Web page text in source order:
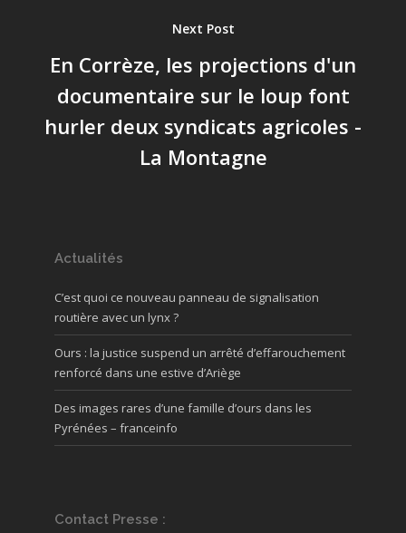
Next Post
En Corrèze, les projections d'un
documentaire sur le loup font
hurler deux syndicats agricoles -
La Montagne
Actualités
C’est quoi ce nouveau panneau de signalisation
routière avec un lynx ?
Ours : la justice suspend un arrêté d’effarouchement
renforcé dans une estive d’Ariège
Des images rares d’une famille d’ours dans les
Pyrénées – franceinfo
Contact Presse :